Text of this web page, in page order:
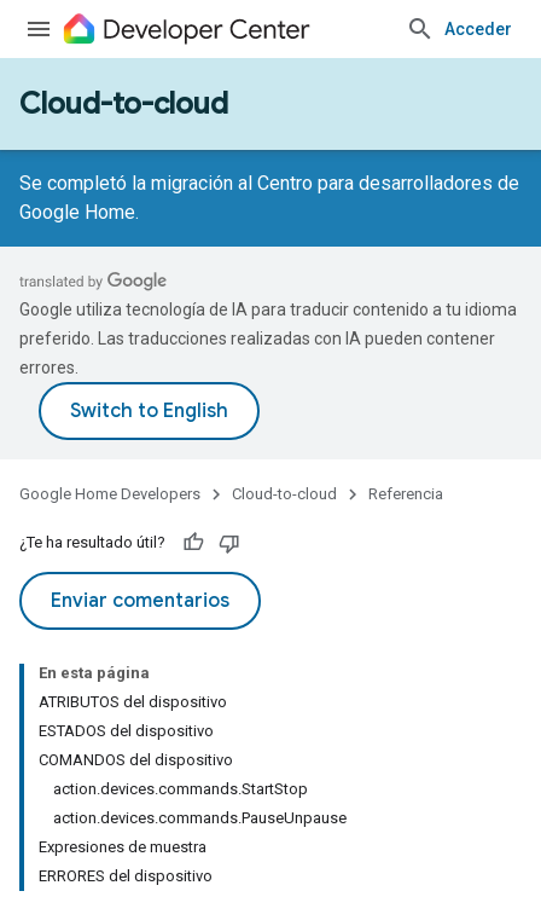
Acceder
Cloud-to-cloud
Se completó la migración al Centro para desarrolladores de
Google Home.
Google utiliza tecnología de IA para traducir contenido a tu idioma
preferido. Las traducciones realizadas con IA pueden contener
errores.
Google Home Developers Cloud-to-cloud Referencia
¿Te ha resultado útil?
Enviar comentarios
En esta página
ATRIBUTOS del dispositivo
ESTADOS del dispositivo
COMANDOS del dispositivo
action.devices.commands.StartStop
action.devices.commands.PauseUnpause
Expresiones de muestra
ERRORES del dispositivo